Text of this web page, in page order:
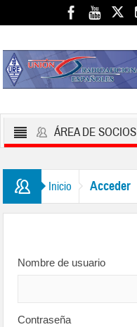
ÁREA DE SOCIOS
Inicio Acceder
Nombre de usuario
Contraseña